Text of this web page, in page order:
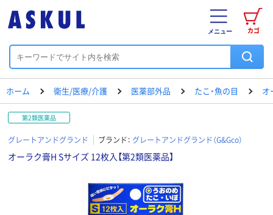
カゴ
メニュー
ホーム 衛生/医療/介護 医薬部外品 たこ・魚の目 オ
第2類医薬品
グレートアンドグランド ブランド： グレートアンドグランド（G&Gco）
オーラク膏H Sサイズ 12枚入【第2類医薬品】